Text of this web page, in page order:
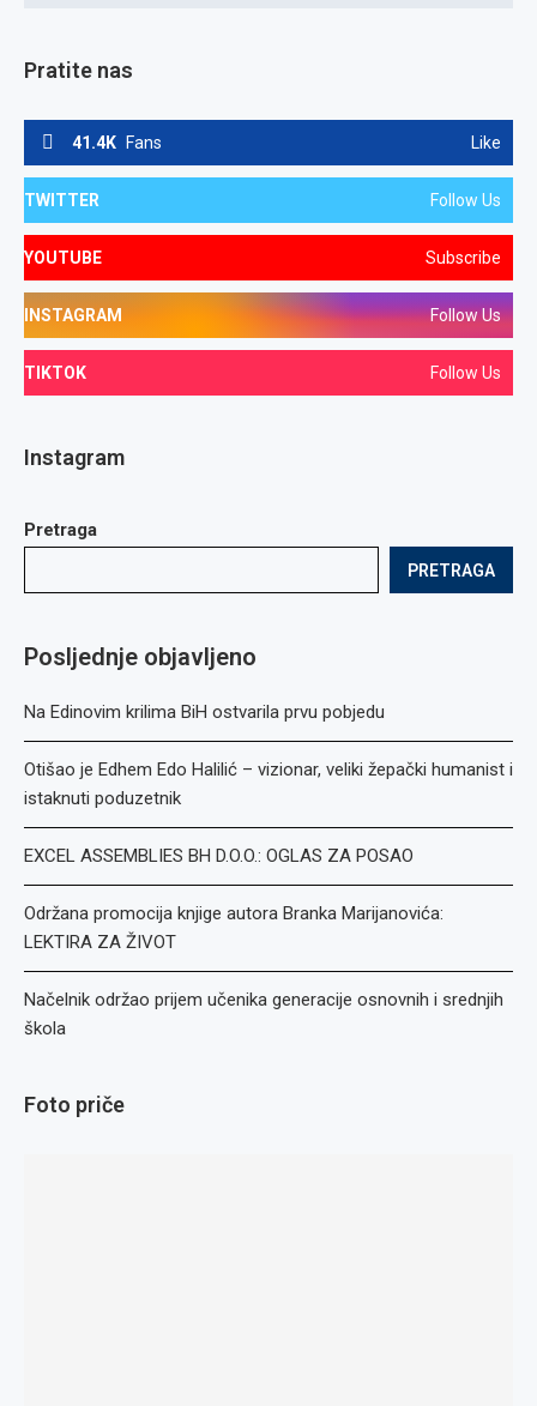
Pratite nas
41.4K Fans Like
TWITTER Follow Us
YOUTUBE Subscribe
INSTAGRAM Follow Us
TIKTOK Follow Us
Instagram
Pretraga
PRETRAGA
Posljednje objavljeno
Na Edinovim krilima BiH ostvarila prvu pobjedu
Otišao je Edhem Edo Halilić – vizionar, veliki žepački humanist i
istaknuti poduzetnik
EXCEL ASSEMBLIES BH D.O.O.: OGLAS ZA POSAO
Održana promocija knjige autora Branka Marijanovića:
LEKTIRA ZA ŽIVOT
Načelnik održao prijem učenika generacije osnovnih i srednjih
škola
Foto priče